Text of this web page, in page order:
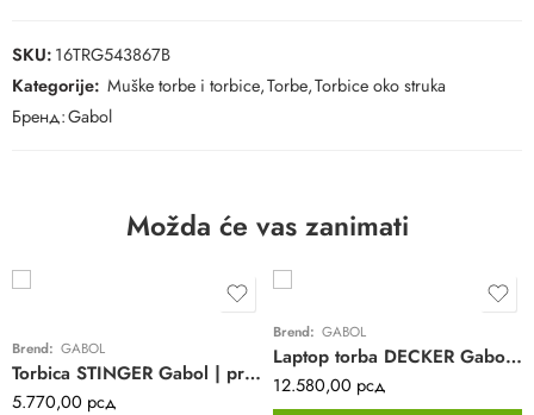
SKU:16TRG543867B
Kategorije: Muške torbe i torbice,Torbe,Torbice oko struka
Бренд:Gabol
Možda će vas zanimati
Brend: GABOL
Torbica STINGER Gabol | preko ramena | crna | elegantna | eko koža | 19x24x7cm
5.770,00 рсд
Brend: GABOL
Laptop torba DECKER Gabol | siva | business | eko koža | 15,6″
12.580,00 рсд